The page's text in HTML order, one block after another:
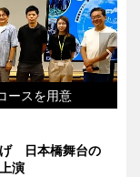
ースを用意
げ 日本橋舞台の
演